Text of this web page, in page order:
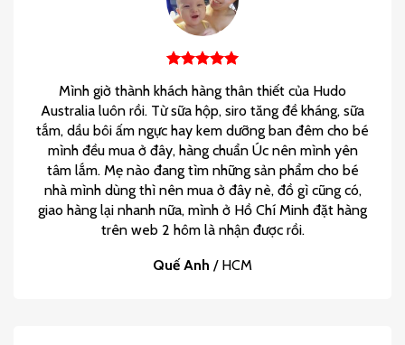
Mình giờ thành khách hàng thân thiết của Hudo
Australia luôn rồi. Từ sữa hộp, siro tăng đề kháng, sữa
tắm, dầu bôi ấm ngực hay kem dưỡng ban đêm cho bé
mình đều mua ở đây, hàng chuẩn Úc nên mình yên
tâm lắm. Mẹ nào đang tìm những sản phẩm cho bé
nhà mình dùng thì nên mua ở đây nè, đồ gì cũng có,
giao hàng lại nhanh nữa, mình ở Hồ Chí Minh đặt hàng
trên web 2 hôm là nhận được rồi.
Quế Anh / HCM